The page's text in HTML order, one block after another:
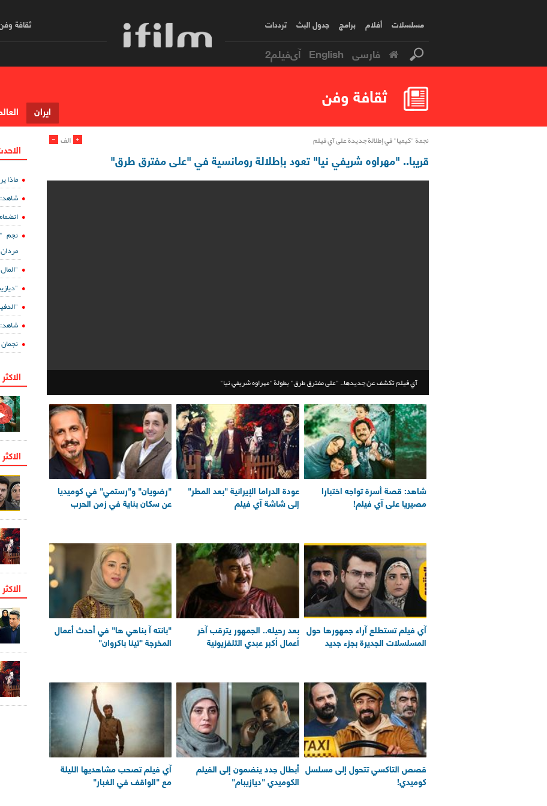
مسلسلات أفلام برامج جدول البث ترددات ثقافة
فارسی English آی‌فیلم2
ثقافة وفن
ایران
نجمة "كيميا" في إطلالة جديدة على آي فيلم - الف +
قريبا.. "مهراوه شريفي نيا" تعود بإطلالة رومانسية في "على مفترق طرق"
آي فيلم تكشف عن جديدها.. "على مفترق طرق" بطولة "مهراوه شريفي نيا"
شاهد: قصة أسرة تواجه اختبارا
مصيريا على آي فيلم!
عودة الدراما الإيرانية "بعد المطر"
إلى شاشة آي فيلم
"رضويان" و"رستمي" في كوميديا
عن سكان بناية في زمن الحرب
"بانته‌ آ بناهي ‌ها" في أحدث أعمال
المخرجة "تينا باكروان"
بعد رحيله.. الجمهور يترقب آخر
أعمال أكبر عبدي التلفزيونية
آي فيلم تستطلع آراء جمهورها حول
المسلسلات الجديرة بجزء جديد
آي فيلم تصحب مشاهديها الليلة
مع "الواقف في الغبار"
أبطال جدد ينضمون إلى الفيلم
الكوميدي "ديازيبام"
قصص التاكسي تتحول إلى مسلسل
كوميدي!
ماذا
نجم
"الدفينة 5" على الشاشة